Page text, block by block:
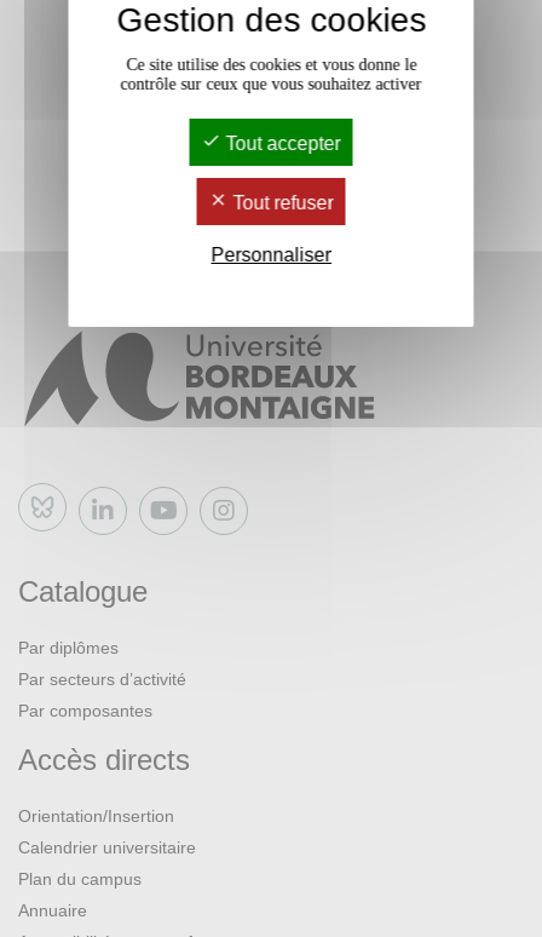
Bluesky
Catalogue
Par diplômes
Par secteurs d’activité
Par composantes
Accès directs
Orientation/Insertion
Calendrier universitaire
Plan du campus
Annuaire
Gestion des cookies
Ce site utilise des cookies et vous donne le
contrôle sur ceux que vous souhaitez activer
Tout accepter
Tout refuser
Personnaliser